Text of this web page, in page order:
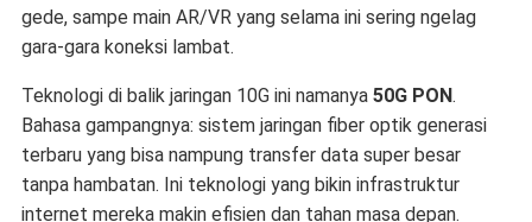
gede, sampe main AR/VR yang selama ini sering ngelag
gara-gara koneksi lambat.
Teknologi di balik jaringan 10G ini namanya 50G PON.
Bahasa gampangnya: sistem jaringan fiber optik generasi
terbaru yang bisa nampung transfer data super besar
tanpa hambatan. Ini teknologi yang bikin infrastruktur
internet mereka makin efisien dan tahan masa depan.